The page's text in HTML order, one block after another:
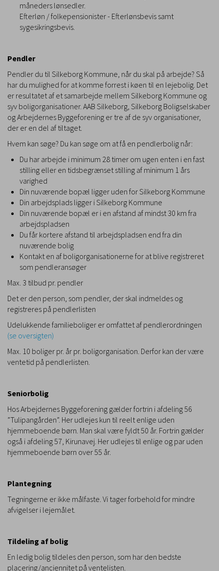
måneders lønsedler.
Efterløn / folkepensionister - Efterlønsbevis samt
sygesikringsbevis.
Pendler
Pendler du til Silkeborg Kommune, når du skal på arbejde? Så
har du mulighed for at komme forrest i køen til en lejebolig. Det
er resultatet af et samarbejde mellem Silkeborg Kommune og
syv boligorganisationer. AAB Silkeborg, Silkeborg Boligselskaber
og Arbejdernes Byggeforening er tre af de syv organisationer,
der er en del af tiltaget.
Hvem kan søge? Du kan søge om at få en pendlerbolig når:
Du har arbejde i minimum 28 timer om ugen enten i en fast
stilling eller en tidsbegrænset stilling af minimum 1 års
varighed
Din nuværende bopæl ligger uden for Silkeborg Kommune
Din arbejdsplads ligger i Silkeborg Kommune
Din nuværende bopæl er i en afstand af mindst 30 km fra
arbejdspladsen
Du får kortere afstand til arbejdspladsen end fra din
nuværende bolig
Kontakt en af boligorganisationerne for at blive registreret
som pendleransøger
Max. 3 tilbud pr. pendler
Det er den person, som pendler, der skal indmeldes og
registreres på pendlerlisten
Udelukkende familieboliger er omfattet af pendlerordningen
(se oversigten)
Max. 10 boliger pr. år pr. boligorganisation. Derfor kan der være
ventetid på pendlerlisten.
Seniorbolig
Hos Arbejdernes Byggeforening gælder fortrin i afdeling 56
”Tulipangården”. Her udlejes kun til reelt enlige uden
hjemmeboende børn. Man skal være fyldt 50 år. Fortrin gælder
også i afdeling 57, Kirunavej. Her udlejes til enlige og par uden
hjemmeboende børn over 55 år.
Plantegning
Tegningerne er ikke målfaste. Vi tager forbehold for mindre
afvigelser i lejemålet.
Tildeling af bolig
En ledig bolig tildeles den person, som har den bedste
placering/anciennitet på ventelisten.